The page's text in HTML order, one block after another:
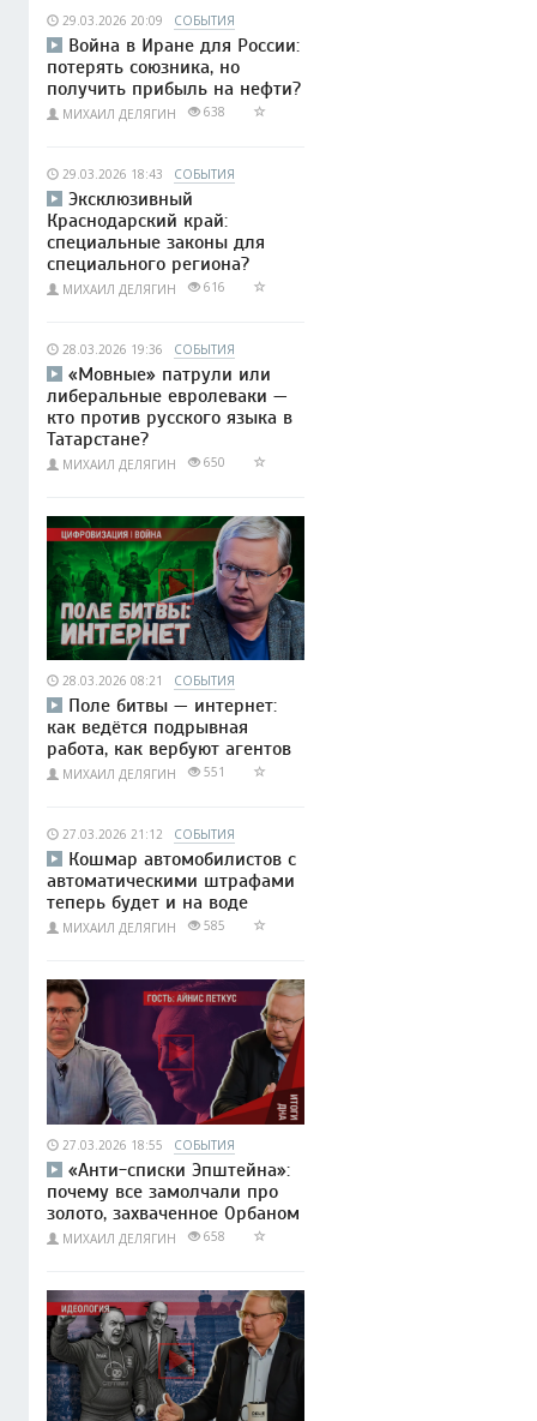
29.03.2026 20:09 СОБЫТИЯ
Война в Иране для России:
потерять союзника, но
получить прибыль на нефти?
МИХАИЛ ДЕЛЯГИН 638
29.03.2026 18:43 СОБЫТИЯ
Эксклюзивный
Краснодарский край:
специальные законы для
специального региона?
МИХАИЛ ДЕЛЯГИН 616
28.03.2026 19:36 СОБЫТИЯ
«Мовные» патрули или
либеральные евролеваки —
кто против русского языка в
Татарстане?
МИХАИЛ ДЕЛЯГИН 650
28.03.2026 08:21 СОБЫТИЯ
Поле битвы — интернет:
как ведётся подрывная
работа, как вербуют агентов
МИХАИЛ ДЕЛЯГИН 551
27.03.2026 21:12 СОБЫТИЯ
Кошмар автомобилистов с
автоматическими штрафами
теперь будет и на воде
МИХАИЛ ДЕЛЯГИН 585
27.03.2026 18:55 СОБЫТИЯ
«Анти-списки Эпштейна»:
почему все замолчали про
золото, захваченное Орбаном
МИХАИЛ ДЕЛЯГИН 658